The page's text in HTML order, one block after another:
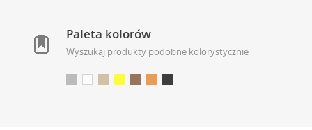
Paleta kolorów
Wyszukaj produkty podobne kolorystycznie